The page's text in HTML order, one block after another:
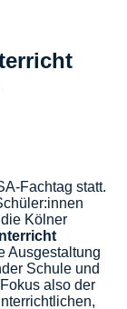
Fachtag statt.
Kölner
Ausgestaltung
Schule und
also der